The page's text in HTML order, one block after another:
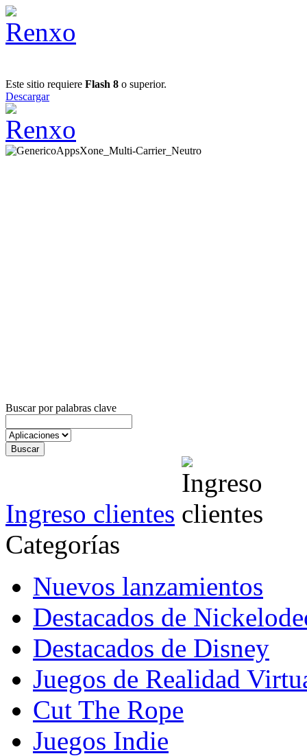
Este sitio requiere Flash 8 o superior.
Descargar
Buscar por palabras clave
Ingreso clientes
Categorías
Nuevos lanzamientos
Destacados de
Destacados de Disney
Juegos de Realidad
Cut The Rope
Juegos Indie